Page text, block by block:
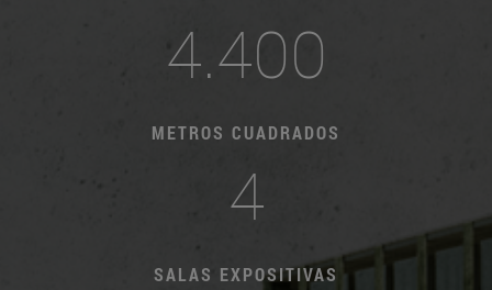
4.400
METROS CUADRADOS
4
SALAS EXPOSITIVAS